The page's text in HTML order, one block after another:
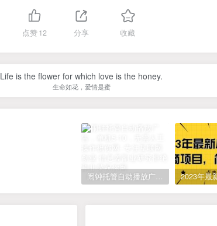
点赞12 分享 收藏
Life is the flower for which love is the honey.
生命如花，爱情是蜜
闹钟托管自动播放广告，单机5-10，无需人工操作